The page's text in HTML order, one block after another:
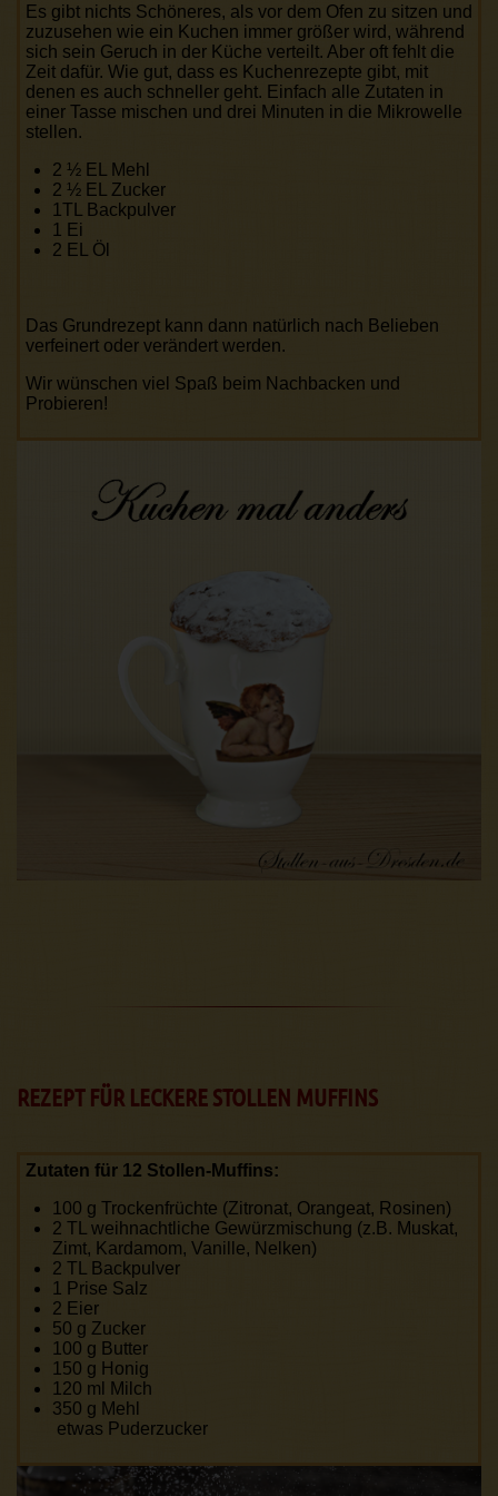
Es gibt nichts Schöneres, als vor dem Ofen zu sitzen und
zuzusehen wie ein Kuchen immer größer wird, während
sich sein Geruch in der Küche verteilt. Aber oft fehlt die
Zeit dafür. Wie gut, dass es Kuchenrezepte gibt, mit
denen es auch schneller geht. Einfach alle Zutaten in
einer Tasse mischen und drei Minuten in die Mikrowelle
stellen.
2 ½ EL Mehl
2 ½ EL Zucker
1TL Backpulver
1 Ei
2 EL Öl
Das Grundrezept kann dann natürlich nach Belieben
verfeinert oder verändert werden.
Wir wünschen viel Spaß beim Nachbacken und
Probieren!
REZEPT FÜR LECKERE STOLLEN MUFFINS
Zutaten für 12 Stollen-Muffins:
100 g Trockenfrüchte (Zitronat, Orangeat, Rosinen)
2 TL weihnachtliche Gewürzmischung (z.B. Muskat,
Zimt, Kardamom, Vanille, Nelken)
2 TL Backpulver
1 Prise Salz
2 Eier
50 g Zucker
100 g Butter
150 g Honig
120 ml Milch
350 g Mehl
etwas Puderzucker